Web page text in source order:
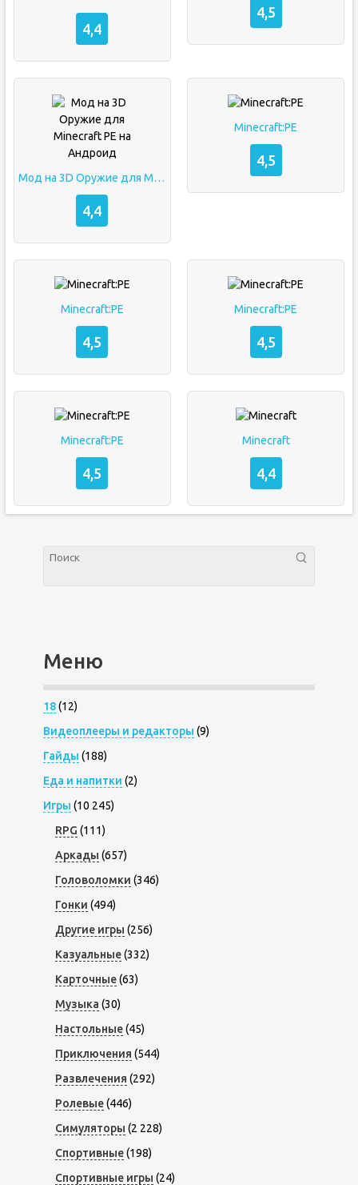
4,4
4,5
Мод на 3D Оружие для Minecraft PE на Андроид
4,4
Minecraft:PE
4,5
Minecraft:PE
4,5
Minecraft:PE
4,5
Minecraft:PE
4,5
Minecraft
4,4
Меню
18(12)
Видеоплееры и редакторы (9)
Гайды (188)
Еда и напитки (2)
Игры (10 245)
RPG (111)
Аркады (657)
Головоломки (346)
Гонки (494)
Другие игры (256)
Казуальные(332)
Карточные(63)
Музыка (30)
Настольные(45)
Приключения (544)
Развлечения (292)
Ролевые(446)
Симуляторы (2 228)
Спортивные(198)
Спортивные игры (24)